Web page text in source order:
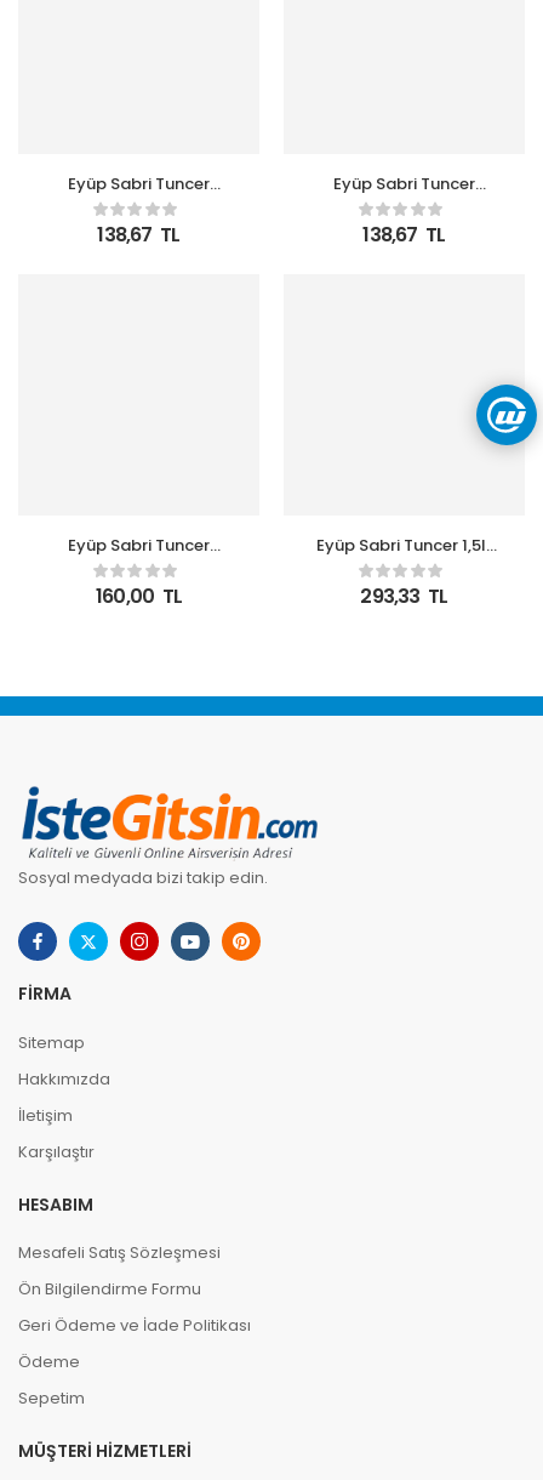
Eyüp Sabri Tuncer
500ml Köpük Japon
Kiraz Sabun Pet Şişe
138,67 TL
Eyüp Sabri Tuncer
500ml Köpük Okyanus
Sabun Pet Şişe
138,67 TL
Eyüp Sabri Tuncer
Artisan Cappucino
600ml Doğal
Zeytinyağlı Sıvı Sabun
160,00 TL
Eyüp Sabri Tuncer 1,5lt
Alaçatı Lavantası Sıvı
Sabun Doğal
Zeytinyağlı
293,33 TL
Sosyal medyada bizi takip edin.
FIRMA
Sitemap
Hakkımızda
İletişim
Karşılaştır
HESABIM
Mesafeli Satış Sözleşmesi
Ön Bilgilendirme Formu
Geri Ödeme ve İade Politikası
Ödeme
Sepetim
MÜŞTERI HIZMETLERI